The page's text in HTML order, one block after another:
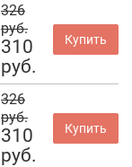
326
руб.
310
руб.
Купить
326
руб.
310
руб.
Купить